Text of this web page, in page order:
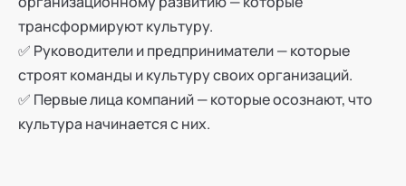
трансформируют культуру.
✅ Руководители и предприниматели — которые
строят команды и культуру своих организаций.
✅ Первые лица компаний — которые осознают, что
культура начинается с них.